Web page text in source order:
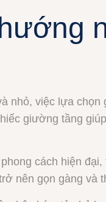
nhỏ, việc lựa
giường tầng
cách hiện
nên gọn gàng và